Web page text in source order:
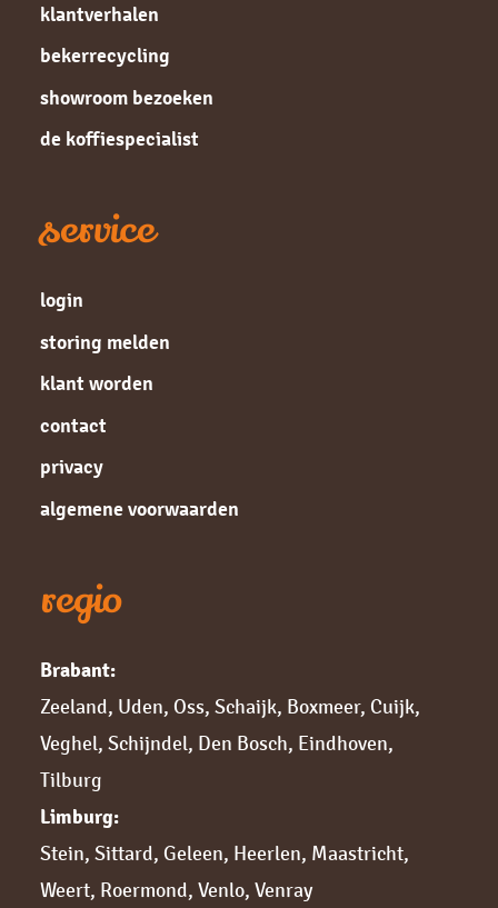
klantverhalen
bekerrecycling
showroom bezoeken
de koffiespecialist
service
login
storing melden
klant worden
contact
privacy
algemene voorwaarden
regio
Brabant:
Zeeland, Uden, Oss, Schaijk, Boxmeer, Cuijk,
Veghel, Schijndel, Den Bosch, Eindhoven,
Tilburg
Limburg:
Stein, Sittard, Geleen, Heerlen, Maastricht,
Weert, Roermond, Venlo, Venray